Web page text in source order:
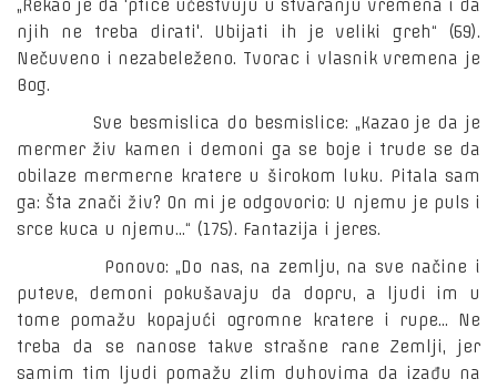
„Rekao je da 'ptice učestvuju u stvaranju vremena i da
njih ne treba dirati'. Ubijati ih je veliki greh“ (69).
Nečuveno i nezabeleženo. Tvorac i vlasnik vremena je
Bog.
Sve besmislica do besmislice: „Kazao je da je
mermer živ kamen i demoni ga se boje i trude se da
obilaze mermerne kratere u širokom luku. Pitala sam
ga: Šta znači živ? On mi je odgovorio: U njemu je puls i
srce kuca u njemu...“ (175). Fantazija i jeres.
Ponovo: „Do nas, na zemlju, na sve načine i
puteve, demoni pokušavaju da dopru, a ljudi im u
tome pomažu kopajući ogromne kratere i rupe... Ne
treba da se nanose takve strašne rane Zemlji, jer
samim tim ljudi pomažu zlim duhovima da izađu na